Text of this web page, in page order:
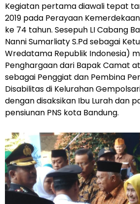
Kegiatan pertama diawali tepat
2019 pada Perayaan
ke 74 tahun. Sesepuh LI Cabang
Nanni Sumarliaty S.Pd sebagai
Wredatama Republik Indonesia)
Penghargaan dari Bapak Camat
sebagai Penggiat dan Pembina
Disabilitas di Kelurahan
dengan disaksikan Ibu Lurah dan
pensiunan PNS kota Bandung.